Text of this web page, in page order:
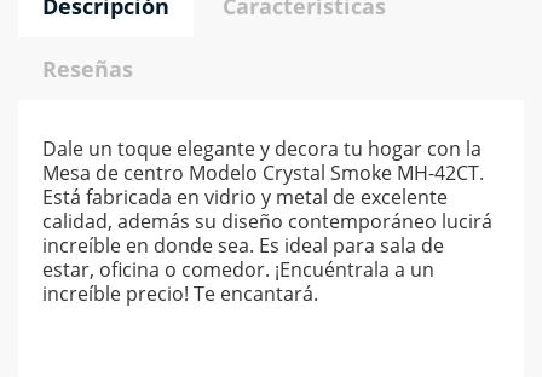
Descripción Características
Reseñas
Dale un toque elegante y decora tu hogar con la
Mesa de centro Modelo Crystal Smoke MH-42CT.
Está fabricada en vidrio y metal de excelente
calidad, además su diseño contemporáneo lucirá
increíble en donde sea. Es ideal para sala de
estar, oficina o comedor. ¡Encuéntrala a un
increíble precio! Te encantará.